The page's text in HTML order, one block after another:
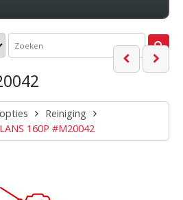
Reiniging
LANS 160P #M20042